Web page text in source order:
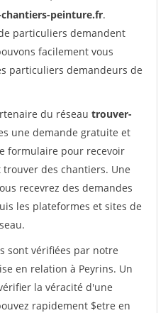
peinture.fr.
particuliers demandent
facilement vous
particuliers demandeurs de
du réseau trouver-
une demande gratuite et
formulaire pour recevoir
des chantiers. Une
recevrez des demandes
les plateformes et sites de
sont vérifiées par notre
en relation à Peyrins. Un
la véracité d'une
rapidement $etre en